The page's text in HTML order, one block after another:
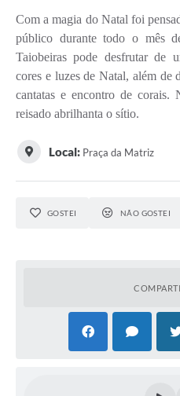
Legislação
Notícias
Conselho Tutelar.
Carta de Serviços
Obras
Emprega
Serviços Online
Com a magia do Natal foi
público durante todo o mês
Taiobeiras pode desfrutar de
cores e luzes de Natal, além de
cantatas e encontro de corais.
reisado abrilhanta o sítio.
Local: Praça da Matriz
GOSTEI NÃO GOSTEI